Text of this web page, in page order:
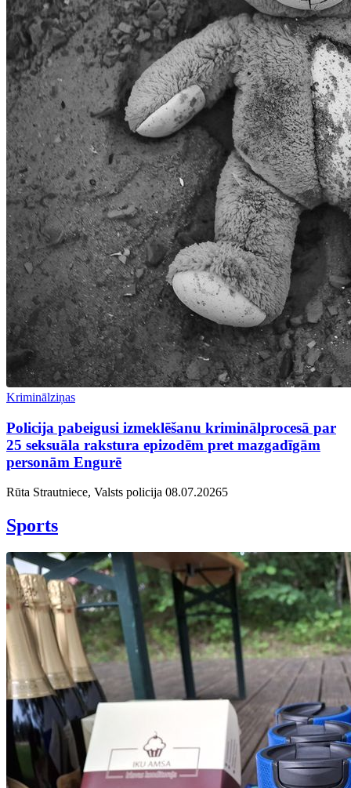
Kriminālziņas
Policija pabeigusi izmeklēšanu kriminālprocesā par
25 seksuāla rakstura epizodēm pret mazgadīgām
personām Engurē
Rūta Strautniece, Valsts policija 08.07.20265
Sports